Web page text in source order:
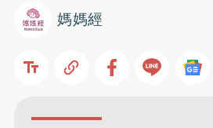
媽媽經